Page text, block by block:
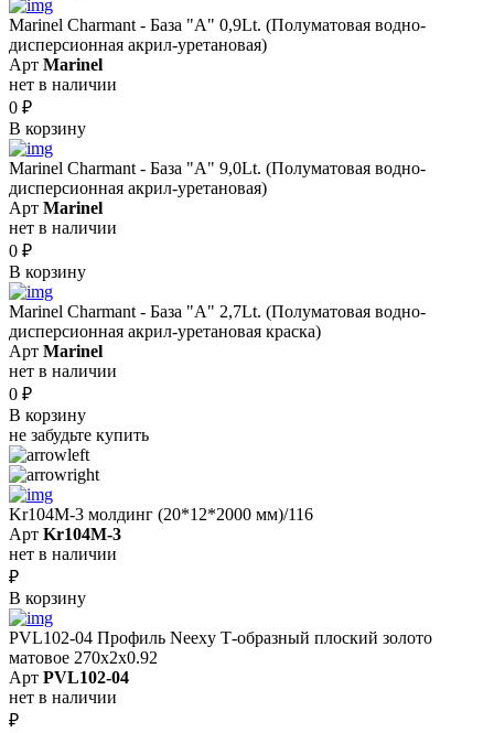
Marinel Сharmant - База "А" 0,9Lt. (Полуматовая водно-
дисперсионная акрил-уретановая)
Арт Marinel
нет в наличии
0 ₽
В корзину
Marinel Сharmant - База "А" 9,0Lt. (Полуматовая водно-
дисперсионная акрил-уретановая)
Арт Marinel
нет в наличии
0 ₽
В корзину
Marinel Сharmant - База "А" 2,7Lt. (Полуматовая водно-
дисперсионная акрил-уретановая краска)
Арт Marinel
нет в наличии
0 ₽
В корзину
не забудьте купить
Kr104M-3 молдинг (20*12*2000 мм)/116
Арт Kr104M-3
нет в наличии
₽
В корзину
PVL102-04 Профиль Neexy Т-образный плоский золото
матовое 270x2x0.92
Арт PVL102-04
нет в наличии
₽